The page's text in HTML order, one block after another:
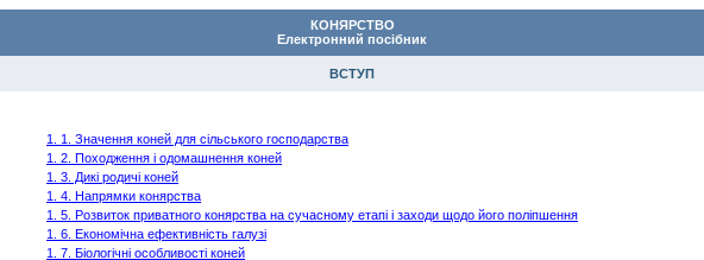
КОНЯРСТВО
Електронний посібник
ВСТУП
1. 1. Значення коней для сільського господарства
1. 2. Походження і одомашнення коней
1. 3. Дикі родичі коней
1. 4. Напрямки конярства
1. 5. Розвиток приватного конярства на сучасному етапі і заходи щодо його поліпшення
1. 6. Економічна ефективність галузі
1. 7. Біологічні особливості коней